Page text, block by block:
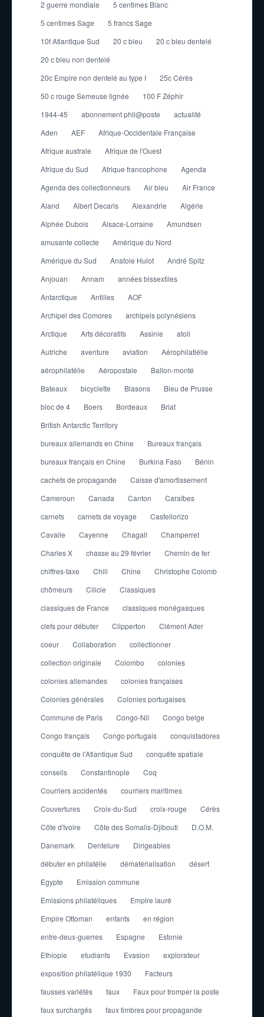
2 guerre mondiale
5 centimes Blanc
5 centimes Sage
5 francs Sage
10f Atlantique Sud
20 c bleu
20 c bleu dentelé
20 c bleu non dentelé
20c Empire non dentelé au type I
25c Cérès
50 c rouge Semeuse lignée
100 F Zéphir
1944-45
abonnement phil@poste
actualité
Aden
AEF
Afrique-Occidentale Française
Afrique australe
Afrique de l'Ouest
Afrique du Sud
Afrique francophone
Agenda
Agenda des collectionneurs
Air bleu
Air France
Aland
Albert Decaris Alexandrie
Algérie
Alphée Dubois
Alsace-Lorraine
Amundsen
amusante collecte
Amérique du Nord
Amérique du Sud
Anatole Hulot
André Spitz
Anjouan
Annam
années bissextiles
Antarctique
Antilles
AOF
Archipel des Comores
archipels polynésiens
Arctique
Arts décoratifs Assinie
atoll
Autriche
aventure aviation
Aérophilatlélie
aérophilatélie
Aéropostale
Ballon-monté
Bateaux
bicyclette Blasons
Bleu de Prusse
bloc de 4
Boers Bordeaux
Briat
British Antarctic Territory
bureaux allemands en Chine
Bureaux français
bureaux français en Chine
Burkina Faso
Bénin
cachets de propagande
Caisse d'amortissement
Cameroun
Canada Canton
Caraïbes
carnets
carnets de voyage
Castellorizo
Cavalle
Cayenne Chagall
Champerret
Charles X
chasse au 29 février
Chemin de fer
chiffres-taxe
Chili Chine
Christophe Colomb
chômeurs
Cilicie
Classiques
classiques de France
classiques monégasques
clefs pour débuter
Clipperton
Clément Ader
coeur
Collaboration
collectionner
collection originale
Colombo
colonies
colonies allemandes
colonies françaises
Colonies générales
Colonies portugaises
Commune de Paris
Congo-Nil
Congo belge
Congo français
Congo portugais
conquistadores
conquête de l'Atlantique Sud
conquête spatiale
conseils
Constantinople
Coq
Courriers accidentés
courriers maritimes
Couvertures
Croix-du-Sud croix-rouge
Cérès
Côte d'Ivoire
Côte des Somalis-Djibouti
D.O.M.
Danemark
Dentelure
Dirigeables
débuter en philatélie
dématérialisation
désert
Egypte
Emission commune
Emissions philatéliques
Empire lauré
Empire Ottoman
enfants
en région
entre-deux-guerres
Espagne
Estonie
Ethiopie
etudiants Evasion
explorateur
exposition philatélique 1930
Facteurs
fausses variétés
faux
Faux pour tromper la poste
faux surchargés
faux timbres pour propagande